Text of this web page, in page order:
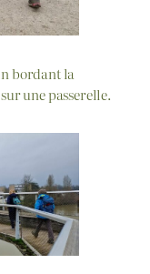
bordant la
une passerelle.